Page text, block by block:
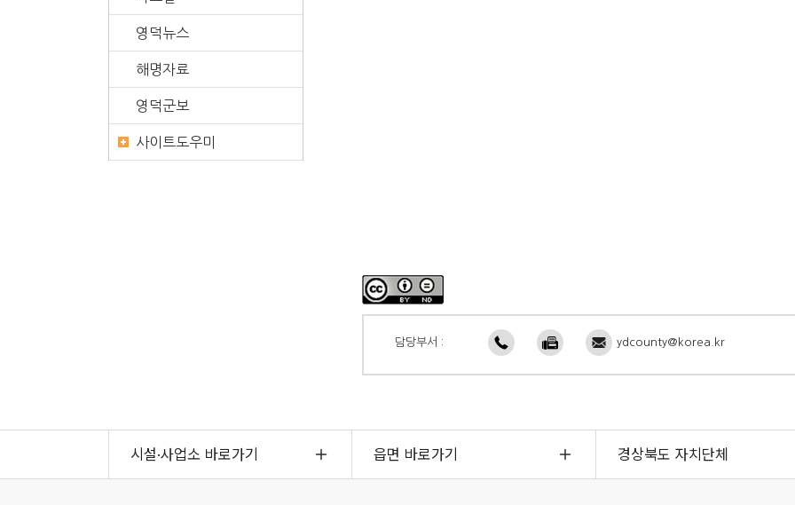
담당부서 : ydcounty@korea.kr
영덕뉴스
해명자료
영덕군보
사이트도우미
시설·사업소 바로가기 읍면 바로가기 경상북도 자치단체